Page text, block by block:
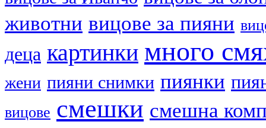
животни вицове за пияни
деца картинки много
жени пияни снимки пиянки
вицове смешки смешна